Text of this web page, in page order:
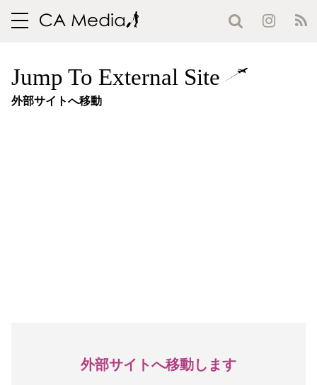
toggle
Jump To External Site
外部サイトへ移動
外部サイトへ移動します